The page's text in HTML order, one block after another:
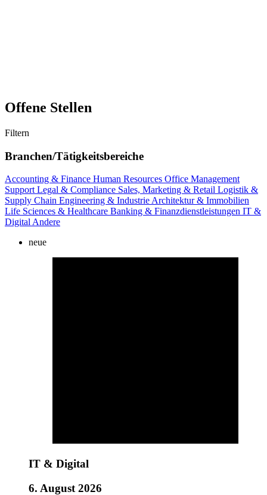
Offene Stellen
Filtern
Branchen/Tätigkeitsbereiche
Accounting & Finance Human Resources Office Management
SupportLegal & Compliance Sales, Marketing & Retail Logistik &
Supply Chain Engineering & IndustrieArchitektur & Immobilien
Life Sciences & Healthcare Banking & Finanzdienstleistungen IT &
DigitalAndere
neue
IT & Digital
6. August 2026